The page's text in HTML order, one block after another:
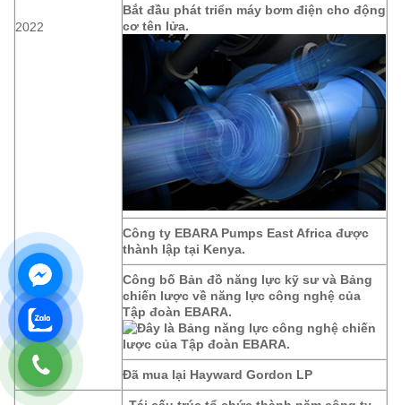
2022
Bắt đầu phát triển máy bơm điện cho động
cơ tên lửa.
Công ty EBARA Pumps East Africa được
thành lập tại Kenya.
Công bố Bản đồ năng lực kỹ sư và Bảng
chiến lược về năng lực công nghệ của
Tập đoàn EBARA.
Đã mua lại Hayward Gordon LP